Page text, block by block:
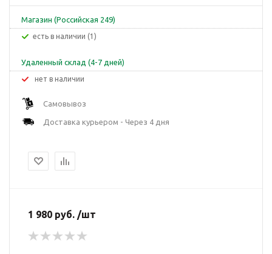
Магазин (Российская 249)
Есть в наличии (1)
Удаленный склад (4-7 дней)
Нет в наличии
Самовывоз
Доставка курьером - Через 4 дня
1 980 руб. /шт